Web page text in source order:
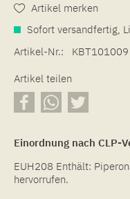
Artikel merken
Sofort versandfertig,
Artikel-Nr.:
KBT101009
Artikel teilen
Einordnung nach CLP-
EUH208 Enthält:
hervorrufen.